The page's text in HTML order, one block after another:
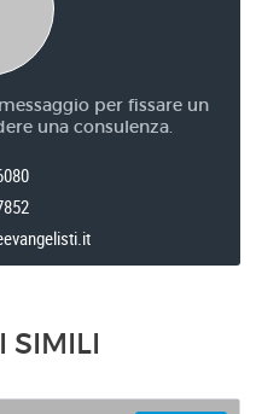
per fissare un
una consulenza.
SIMILI